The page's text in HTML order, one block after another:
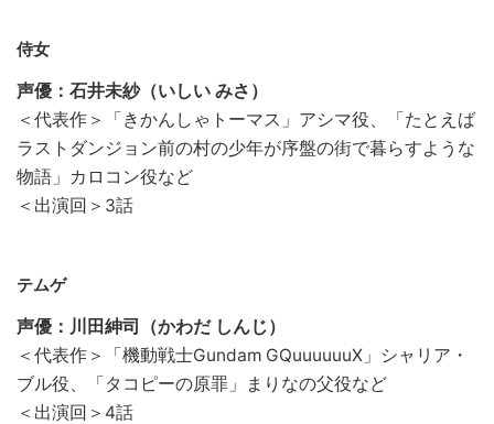
侍女
声優：石井未紗（いしい みさ）
＜代表作＞「きかんしゃトーマス」アシマ役、「たとえば
ラストダンジョン前の村の少年が序盤の街で暮らすような
物語」カロコン役など
＜出演回＞3話
テムゲ
声優：川田紳司（かわだ しんじ）
＜代表作＞「機動戦士Gundam GQuuuuuuX」シャリア・
ブル役、「タコピーの原罪」まりなの父役など
＜出演回＞4話